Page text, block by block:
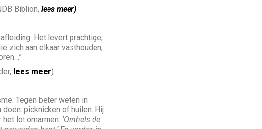
Biblion, lees meer)
Het levert prachtige,
zich aan elkaar vasthouden,
lees meer)
Tegen beter weten in
picknicken of huilen. Hij
lot omarmen: ‘Omhels de